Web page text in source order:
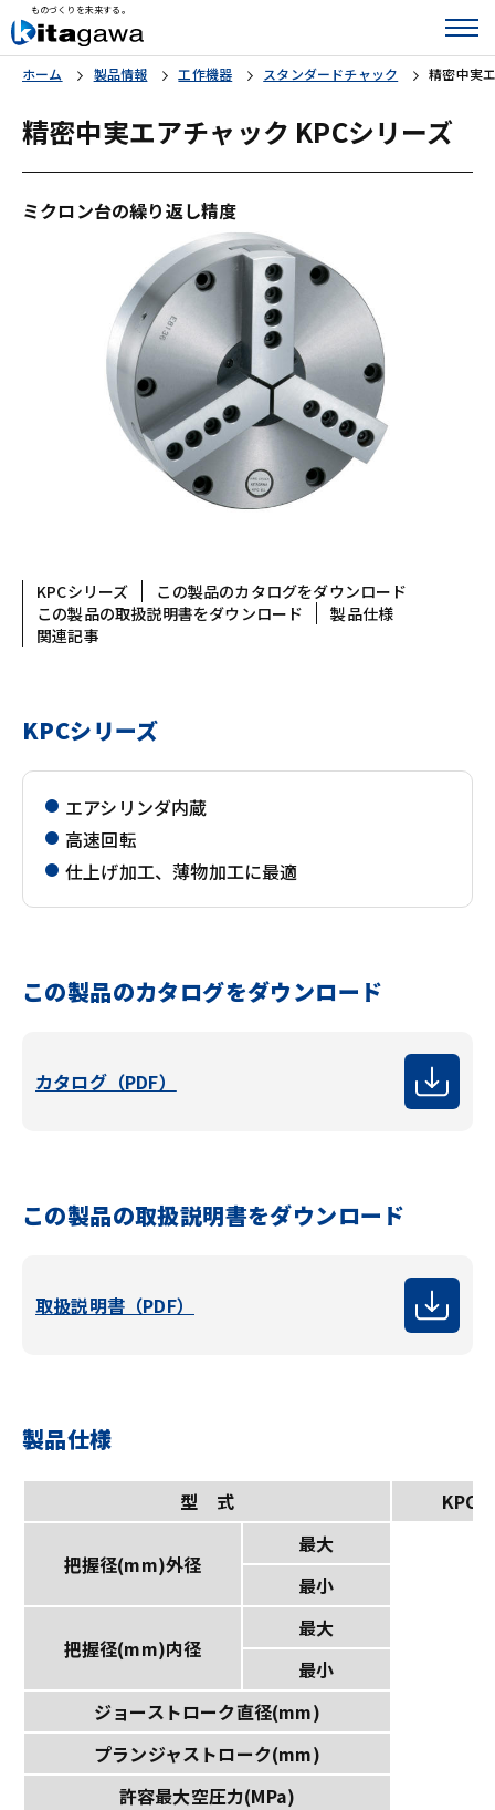
ものづくりを未来する。
ホーム 製品情報 工作機器 スタンダードチャック 精密中実
精密中実エアチャック KPCシリーズ
ミクロン台の繰り返し精度
KPCシリーズ
この製品のカタログをダウンロード
この製品の取扱説明書をダウンロード
製品仕様
関連記事
KPCシリーズ
エアシリンダ内蔵
高速回転
仕上げ加工、薄物加工に最適
この製品のカタログをダウンロード
カタログ（PDF）
この製品の取扱説明書をダウンロード
取扱説明書（PDF）
製品仕様
型 式
把握径(mm)外径
最大
最小
把握径(mm)内径
最大
最小
ジョーストローク直径(mm)
プランジャストローク(mm)
許容最大空圧力(MPa)